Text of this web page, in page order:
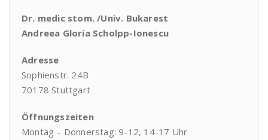
Dr. medic stom. /Univ. Bukarest
Andreea Gloria Scholpp-Ionescu
Adresse
Sophienstr. 24B
70178 Stuttgart
Öffnungszeiten
Montag – Donnerstag: 9-12, 14-17 Uhr